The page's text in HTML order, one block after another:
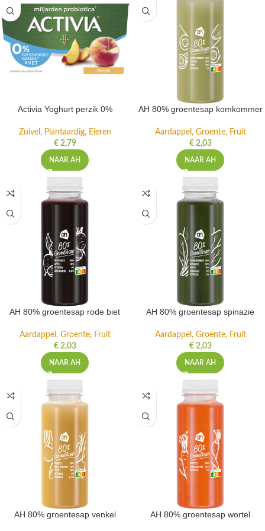
Activia Yoghurt perzik 0%
Zuivel, Plantaardig, Eieren
€2,79
NAAR AH
AH 80% groentesap komkommer
Aardappel, Groente, Fruit
€2,03
NAAR AH
AH 80% groentesap rode biet
Aardappel, Groente, Fruit
€2,03
NAAR AH
AH 80% groentesap spinazie
Aardappel, Groente, Fruit
€2,03
NAAR AH
AH 80% groentesap venkel AH 80% groentesap wortel